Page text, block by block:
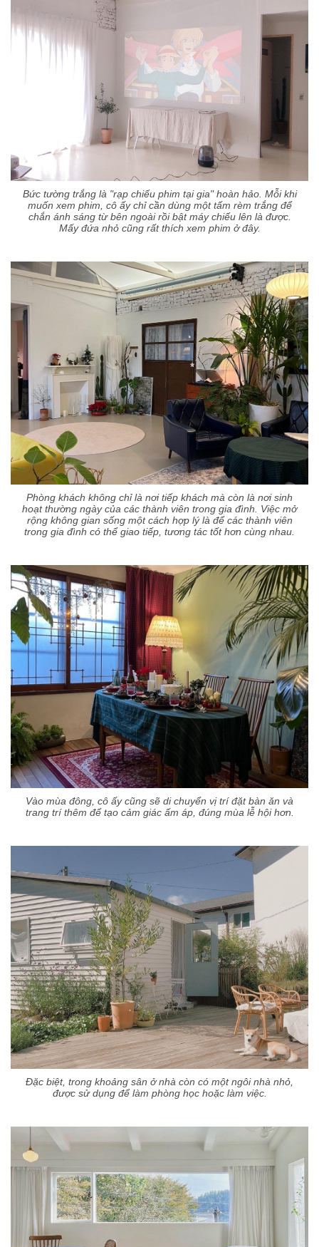
Bức tường trắng là "rạp chiếu phim tại gia" hoàn hảo. Mỗi khi
muốn xem phim, cô ấy chỉ cần dùng một tấm rèm trắng để
chắn ánh sáng từ bên ngoài rồi bật máy chiếu lên là được.
Mấy đứa nhỏ cũng rất thích xem phim ở đây.
Phòng khách không chỉ là nơi tiếp khách mà còn là nơi sinh
hoạt thường ngày của các thành viên trong gia đình. Việc mở
rộng không gian sống một cách hợp lý là để các thành viên
trong gia đình có thể giao tiếp, tương tác tốt hơn cùng nhau.
Vào mùa đông, cô ấy cũng sẽ di chuyển vị trí đặt bàn ăn và
trang trí thêm để tạo cảm giác ấm áp, đúng mùa lễ hội hơn.
Đặc biệt, trong khoảng sân ở nhà còn có một ngôi nhà nhỏ,
được sử dụng để làm phòng học hoặc làm việc.